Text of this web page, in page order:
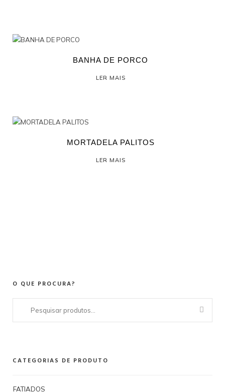
BANHA DE PORCO
LER MAIS
MORTADELA PALITOS
LER MAIS
O QUE PROCURA?
CATEGORIAS DE PRODUTO
FATIADOS